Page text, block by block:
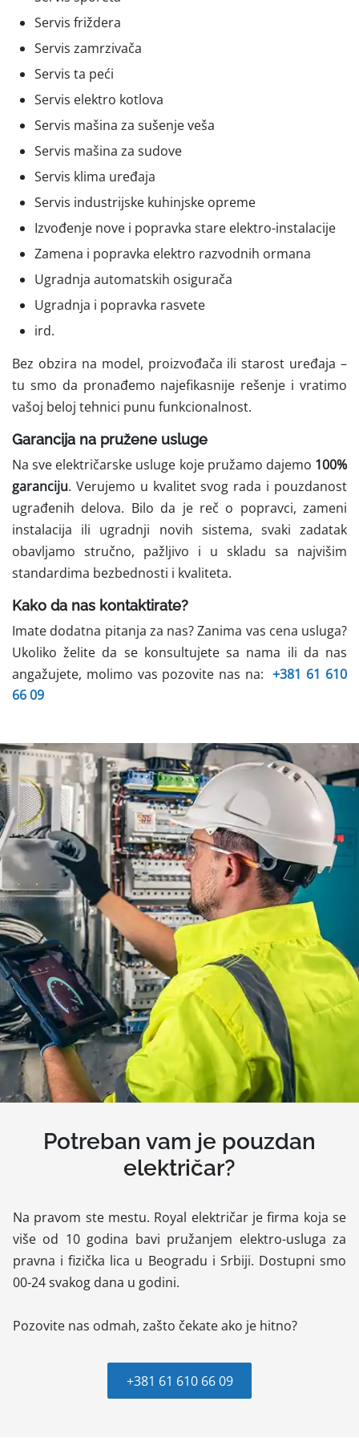
Servis friždera
Servis zamrzivača
Servis ta peći
Servis elektro kotlova
Servis mašina za sušenje veša
Servis mašina za sudove
Servis klima uređaja
Servis industrijske kuhinjske opreme
Izvođenje nove i popravka stare elektro-instalacije
Zamena i popravka elektro razvodnih ormana
Ugradnja automatskih osigurača
Ugradnja i popravka rasvete
ird.
Bez obzira na model, proizvođača ili starost uređaja –
tu smo da pronađemo najefikasnije rešenje i vratimo
vašoj beloj tehnici punu funkcionalnost.
Garancija na pružene usluge
Na sve električarske usluge koje pružamo dajemo 100%
garanciju. Verujemo u kvalitet svog rada i pouzdanost
ugrađenih delova. Bilo da je reč o popravci, zameni
instalacija ili ugradnji novih sistema, svaki zadatak
obavljamo stručno, pažljivo i u skladu sa najvišim
standardima bezbednosti i kvaliteta.
Kako da nas kontaktirate?
Imate dodatna pitanja za nas? Zanima vas cena usluga?
Ukoliko želite da se konsultujete sa nama ili da nas
angažujete, molimo vas pozovite nas na: +381 61 610
66 09
Potreban vam je pouzdan
električar?
Na pravom ste mestu. Royal električar je firma koja se
više od 10 godina bavi pružanjem elektro-usluga za
pravna i fizička lica u Beogradu i Srbiji. Dostupni smo
00-24 svakog dana u godini.
Pozovite nas odmah, zašto čekate ako je hitno?
+381 61 610 66 09